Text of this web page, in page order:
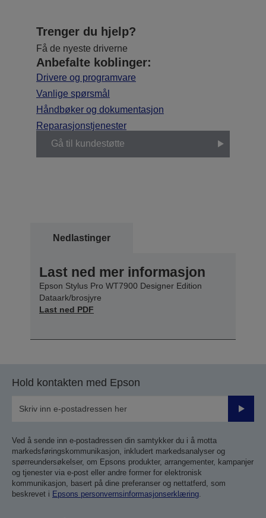
Trenger du hjelp?
Få de nyeste driverne
Anbefalte koblinger:
Drivere og programvare
Vanlige spørsmål
Håndbøker og dokumentasjon
Reparasjonstjenester
Gå til kundestøtte
Nedlastinger
Last ned mer informasjon
Epson Stylus Pro WT7900 Designer Edition
Dataark/brosjyre
Last ned PDF
Hold kontakten med Epson
Send
Ved å sende inn e-postadressen din samtykker du i å motta
markedsføringskommunikasjon, inkludert markedsanalyser og
spørreundersøkelser, om Epsons produkter, arrangementer, kampanjer
og tjenester via e-post eller andre former for elektronisk
kommunikasjon, basert på dine preferanser og nettatferd, som
beskrevet i Epsons personvernsinformasjonserklæring